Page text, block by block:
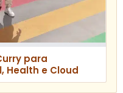
para
Health e Cloud